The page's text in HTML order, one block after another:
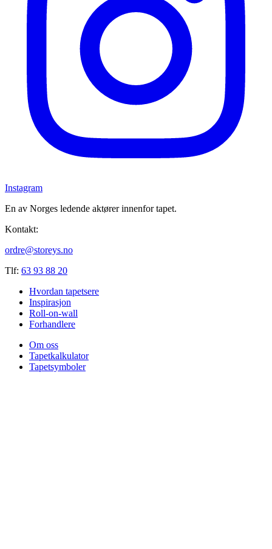
Instagram
En av Norges ledende aktører innenfor tapet.
Kontakt:
ordre@storeys.no
Tlf: 63 93 88 20
Hvordan tapetsere
Inspirasjon
Roll-on-wall
Forhandlere
Om oss
Tapetkalkulator
Tapetsymboler